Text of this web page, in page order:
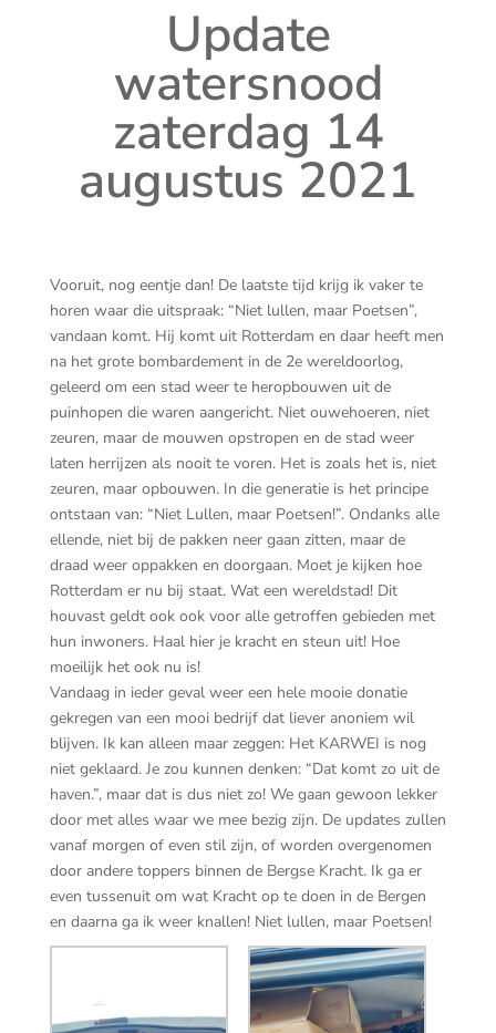
Update
watersnood
zaterdag 14
augustus 2021
Vooruit, nog eentje dan! De laatste tijd krijg ik vaker te
horen waar die uitspraak: “Niet lullen, maar Poetsen”,
vandaan komt. Hij komt uit Rotterdam en daar heeft men
na het grote bombardement in de 2e wereldoorlog,
geleerd om een stad weer te heropbouwen uit de
puinhopen die waren aangericht. Niet ouwehoeren, niet
zeuren, maar de mouwen opstropen en de stad weer
laten herrijzen als nooit te voren. Het is zoals het is, niet
zeuren, maar opbouwen. In die generatie is het principe
ontstaan van: “Niet Lullen, maar Poetsen!”. Ondanks alle
ellende, niet bij de pakken neer gaan zitten, maar de
draad weer oppakken en doorgaan. Moet je kijken hoe
Rotterdam er nu bij staat. Wat een wereldstad! Dit
houvast geldt ook ook voor alle getroffen gebieden met
hun inwoners. Haal hier je kracht en steun uit! Hoe
moeilijk het ook nu is!
Vandaag in ieder geval weer een hele mooie donatie
gekregen van een mooi bedrijf dat liever anoniem wil
blijven. Ik kan alleen maar zeggen: Het KARWEI is nog
niet geklaard. Je zou kunnen denken: “Dat komt zo uit de
haven.”, maar dat is dus niet zo! We gaan gewoon lekker
door met alles waar we mee bezig zijn. De updates zullen
vanaf morgen of even stil zijn, of worden overgenomen
door andere toppers binnen de Bergse Kracht. Ik ga er
even tussenuit om wat Kracht op te doen in de Bergen
en daarna ga ik weer knallen! Niet lullen, maar Poetsen!